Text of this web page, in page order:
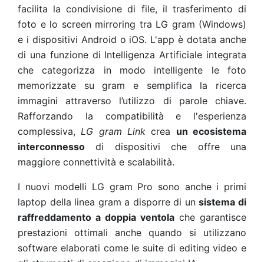
facilita la condivisione di file, il trasferimento di
foto e lo screen mirroring tra LG gram (Windows)
e i dispositivi Android o iOS. L'app è dotata anche
di una funzione di Intelligenza Artificiale integrata
che categorizza in modo intelligente le foto
memorizzate su gram e semplifica la ricerca
immagini attraverso l’utilizzo di parole chiave.
Rafforzando la compatibilità e l'esperienza
complessiva,LG gram Link crea un ecosistema
interconnesso di dispositivi che offre una
maggiore connettività e scalabilità.
I nuovi modelli LG gram Pro sono anche i primi
laptop della linea gram a disporre di unsistema di
raffreddamento a doppia ventola che garantisce
prestazioni ottimali anche quando si utilizzano
software elaborati come le suite di editing video e